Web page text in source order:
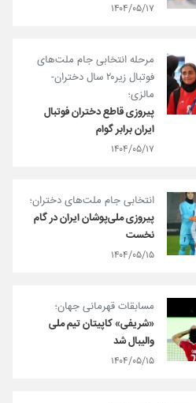
۱۴۰۴/۰۵/۱۷
مرحله انتخابی جام ملت‌های
فوتبال زیر۲۰ سال دختران-
مالزی؛
پیروزی قاطع دختران فوتبال
ایران برابر گوام
۱۴۰۴/۰۵/۱۷
انتخابی جام ملت‌های دختران؛
پیروزی ملی‌پوشان ایران در گام
نخست
۱۴۰۴/۰۵/۱۵
مسابقات قهرمانی جهان؛
«شریفی» کاپیتان تیم ملی
والیبال شد
۱۴۰۴/۰۵/۱۵